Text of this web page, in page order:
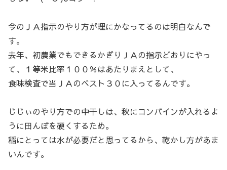
今のＪＡ指示のやり方が理にかなってるのは明白なんで
す。
去年、初農業でもできるかぎりＪＡの指示どおりにやっ
て、１等米比率１００％はあたりまえとして、
食味検査で当ＪＡのベスト３０に入ってるんです。
じじぃのやり方での中干しは、秋にコンバインが入れるよ
うに田んぼを硬くするため。
稲にとっては水が必要だと思ってるから、乾かし方があま
いんです。